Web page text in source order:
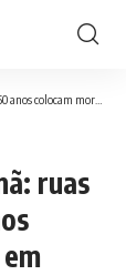
em risco em Belém
ruas